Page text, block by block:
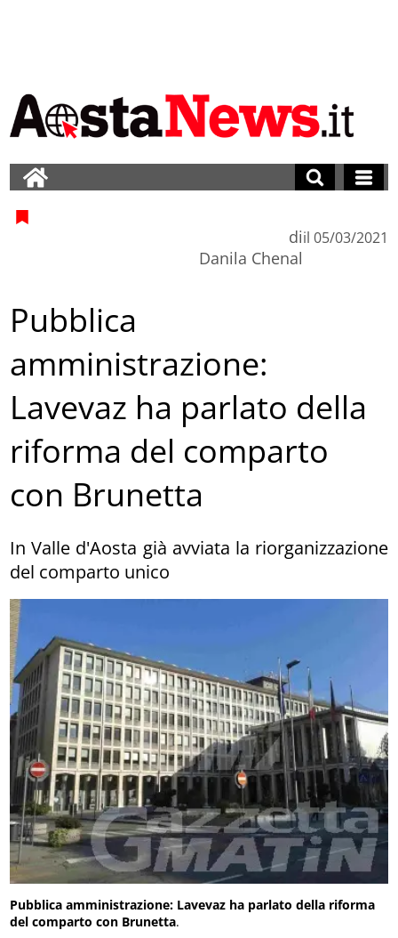
di
Danila Chenal
il 05/03/2021
Pubblica
amministrazione:
Lavevaz ha parlato della
riforma del comparto
con Brunetta
In Valle d'Aosta già avviata la riorganizzazione
del comparto unico
Pubblica amministrazione: Lavevaz ha parlato della riforma
del comparto con Brunetta.